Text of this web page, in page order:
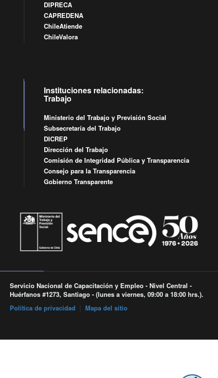
DIPRECA
CAPREDENA
ChileAtiende
ChileValora
Instituciones relacionadas:
Trabajo
Ministerio del Trabajo y Previsión Social
Subsecretaría del Trabajo
DICREP
Dirección del Trabajo
Comisión de Integridad Pública y Transparencia
Consejo para la Transparencia
Gobierno Transparente
Servicio Nacional de Capacitación y Empleo - Nivel Central -
Huérfanos #1273, Santiago - (lunes a viernes, 09:00 a 18:00 hrs.).
Política de privacidad
Mapa del sitio